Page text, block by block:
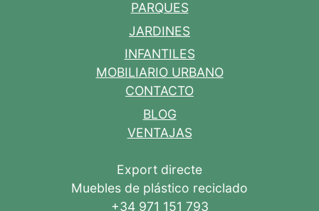
PARQUES
JARDINES
INFANTILES
MOBILIARIO URBANO
CONTACTO
BLOG
VENTAJAS
Export directe
Muebles de plástico reciclado
+34 971 151 793